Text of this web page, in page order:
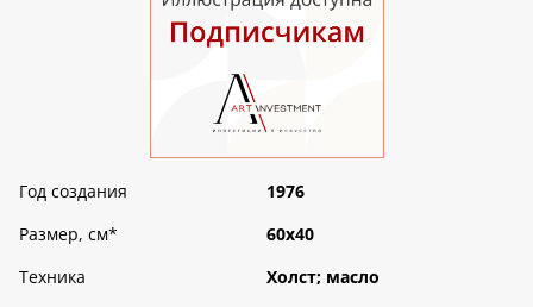
Год создания
1976
Размер, см*
60х40
Техника
Холст; масло